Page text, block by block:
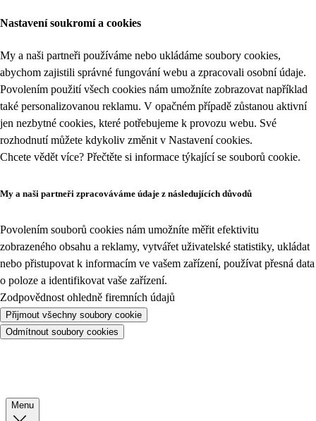
Nastavení soukromí a cookies
My a naši partneři používáme nebo ukládáme soubory cookies,
abychom zajistili správné fungování webu a zpracovali osobní údaje.
Povolením použití všech cookies nám umožníte zobrazovat například
také personalizovanou reklamu. V opačném případě zůstanou aktivní
jen nezbytné cookies, které potřebujeme k provozu webu. Své
rozhodnutí můžete kdykoliv změnit v Nastavení cookies.
Chcete vědět více? Přečtěte si informace týkající se souborů cookie.
My a naši partneři zpracováváme údaje z následujících důvodů
Povolením souborů cookies nám umožníte měřit efektivitu
zobrazeného obsahu a reklamy, vytvářet uživatelské statistiky, ukládat
nebo přistupovat k informacím ve vašem zařízení, používat přesná data
o poloze a identifikovat vaše zařízení.
Zodpovědnost ohledně firemních údajů
Přijmout všechny soubory cookie
Odmítnout soubory cookies
Menu